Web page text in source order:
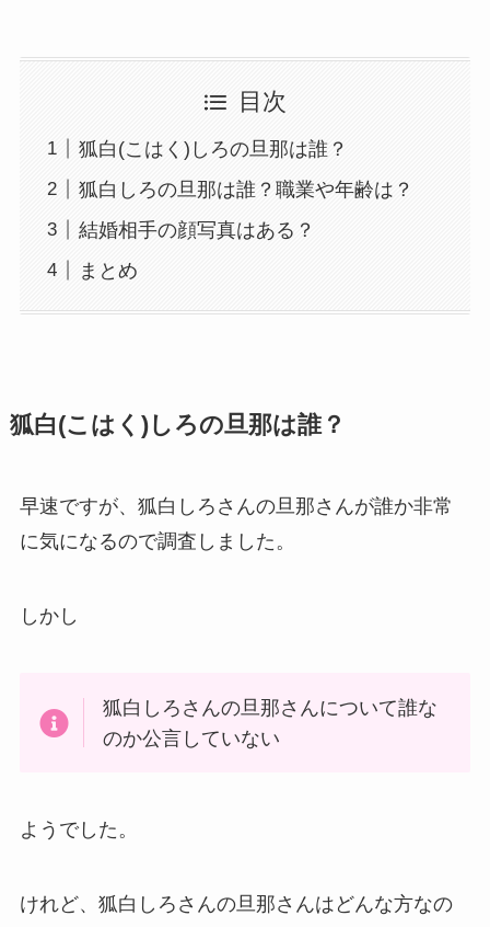
目次
狐白(こはく)しろの旦那は誰？
狐白しろの旦那は誰？職業や年齢は？
結婚相手の顔写真はある？
まとめ
狐白(こはく)しろの旦那は誰？
早速ですが、狐白しろさんの旦那さんが誰か非常
に気になるので調査しました。
しかし
狐白しろさんの旦那さんについて誰な
のか公言していない
ようでした。
けれど、狐白しろさんの旦那さんはどんな方なの